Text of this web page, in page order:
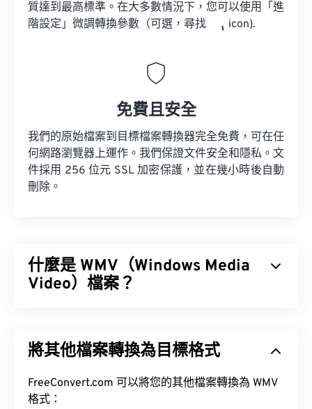
質達到最高標準。在大多數情況下，您可以使用「進
階設定」微調轉換參數（可選，尋找
icon).
免費且安全
我們的原始檔案到目標檔案轉換器完全免費，可在任
何網路瀏覽器上運作。我們保證文件安全和隱私。文
件採用 256 位元 SSL 加密保護，並在幾小時後自動
刪除。
什麼是 WMV（Windows Media
Video）檔案？
產生易於管理且能保持視訊品質的檔案。 WMV 檔案
格式中。
將其他檔案轉換為目標格式
FreeConvert.com 可以將您的其他檔案轉換為 WMV
格式：